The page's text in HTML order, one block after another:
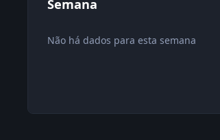
Semana
Não há dados para esta semana